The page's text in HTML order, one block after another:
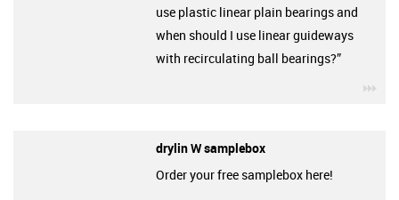
use plastic linear plain bearings and
when should I use linear guideways
with recirculating ball bearings?”
drylin W samplebox
Order your free samplebox here!